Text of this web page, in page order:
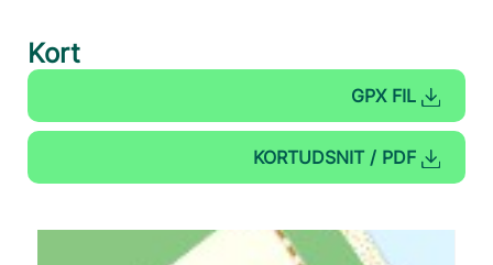
Kort
GPX FIL
KORTUDSNIT / PDF